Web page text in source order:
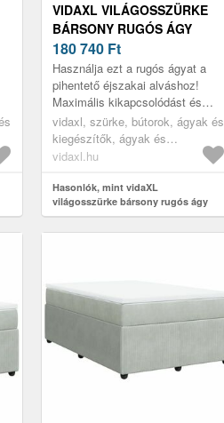
VIDAXL VILÁGOSSZÜRKE
BÁRSONY RUGÓS ÁGY
MATRACCAL 120 X 190 CM
180 740 Ft
Használja ezt a rugós ágyat a
pihentető éjszakai alváshoz!
Maximális kikapcsolódást és
kellemes alvást kínál.
vidaxl, szürke, bútorok, ágyak és
kiegészítők, ágyak és
ágykeretek
vidaxl.hu
Hasonlók, mint vidaXL
világosszürke bársony rugós ágy
matraccal 120 x 190 cm